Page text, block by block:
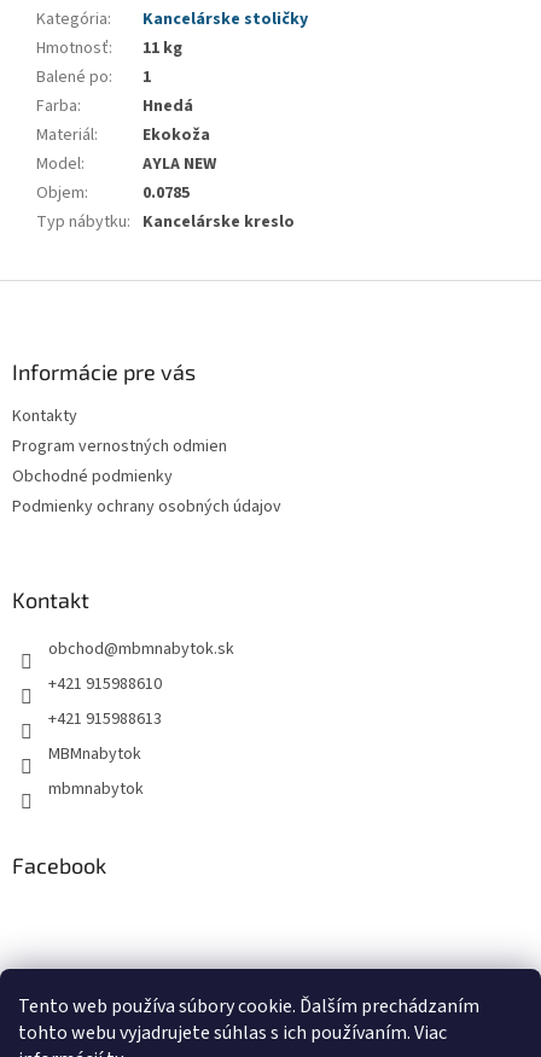
Tento web používa súbory cookie. Ďalším prechádzaním
tohto webu vyjadrujete súhlas s ich používaním. Viac
Kategória:
Kancelárske stoličky
Hmotnosť:
11 kg
Balené po:
1
Farba:
Hnedá
Materiál:
Ekokoža
Model:
AYLA NEW
Objem:
0.0785
Typ nábytku: Kancelárske kreslo
Informácie pre vás
Kontakty
Program vernostných odmien
Obchodné podmienky
Podmienky ochrany osobných údajov
Kontakt
obchod@mbmnabytok.sk
+421 915988610
+421 915988613
MBMnabytok
mbmnabytok
Facebook
Nákupný košík
0KS / €0